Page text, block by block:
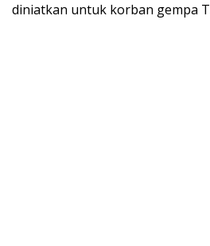
diniatkan untuk korban gempa